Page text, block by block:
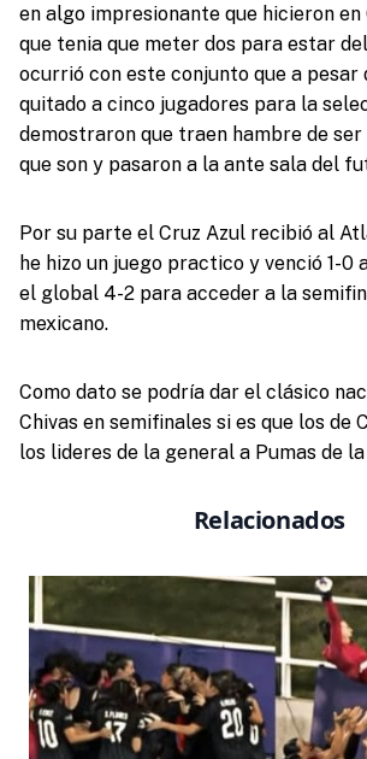
en algo impresionante que hicieron en
que tenia que meter dos para estar
ocurrió con este conjunto que a pesar
quitado a cinco jugadores para la
demostraron que traen hambre de
que son y pasaron a la ante sala del
Por su parte el Cruz Azul recibió al
he hizo un juego practico y venció 1-0
el global 4-2 para acceder a la
mexicano.
Como dato se podría dar el clásico
Chivas en semifinales si es que los de
los lideres de la general a Pumas de
Relacionados